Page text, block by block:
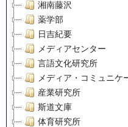
湘南藤沢
薬学部
日吉紀要
メディアセンター
言語文化研究所
メディア・コミュニケ
産業研究所
斯道文庫
体育研究所